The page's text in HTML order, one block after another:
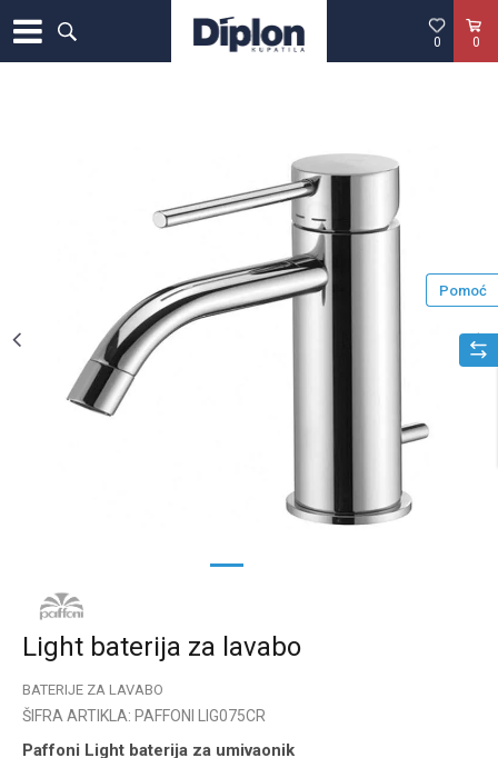
0
0
1
Light baterija za lavabo
BATERIJE ZA LAVABO
ŠIFRA ARTIKLA: PAFFONI LIG075CR
Paffoni Light baterija za umivaonik
Pomoć